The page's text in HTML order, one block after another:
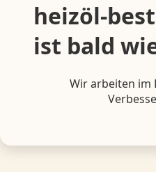
heizöl-
ist bald
Wir arbeiten im